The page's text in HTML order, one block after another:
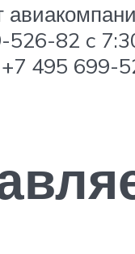
82 c
495 699-